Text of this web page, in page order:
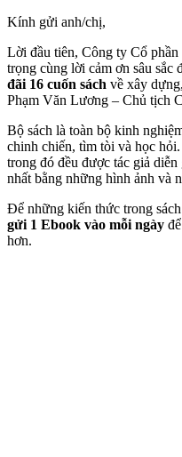
Kính gửi anh/chị,
Lời đầu tiên, Công ty Cổ
trọng cùng lời cảm ơn sâu sắc
đãi 16 cuốn sách về xây
Phạm Văn Lương – Chủ tịch
Bộ sách là toàn bộ kinh
chinh chiến, tìm tòi và học
trong đó đều được tác giả
nhất bằng những hình ảnh và
Để những kiến thức trong
gửi 1 Ebook vào mỗi ngày
hơn.